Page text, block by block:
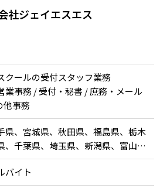
社ジェイエスエス
クールの受付スタッフ業務
業事務 / 受付・秘書 / 庶務・メール
他事務
県、宮城県、秋田県、福島県、栃木
、千葉県、埼玉県、新潟県、富山
愛知県、三重県、兵庫県、鳥取県、
県、広島県、高知県、福岡県、沖縄
バイト